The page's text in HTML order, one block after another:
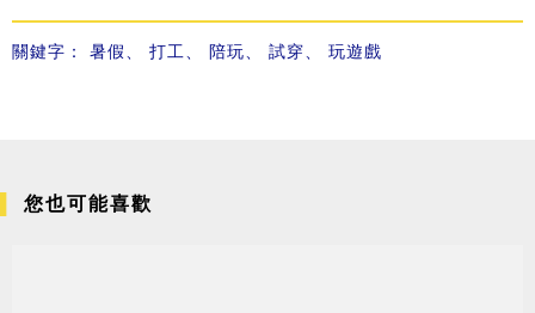
關鍵字： 暑假 打工 陪玩 試穿 玩遊戲
您也可能喜歡